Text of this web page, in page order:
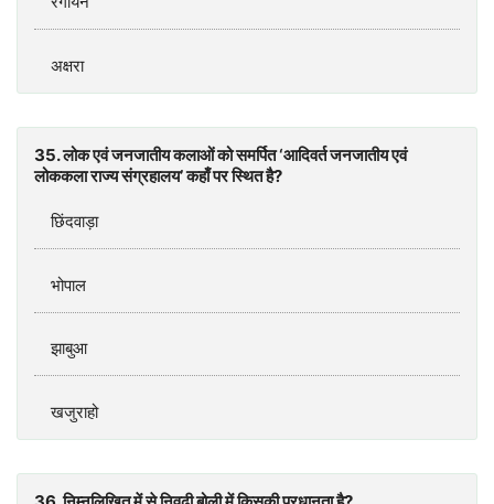
अक्षरा
35. लोक एवं जनजातीय कलाओं को समर्पित ‘आदिवर्त जनजातीय एवं
लोककला राज्य संग्रहालय’ कहाँ पर स्थित है?
छिंदवाड़ा
भोपाल
झाबुआ
खजुराहो